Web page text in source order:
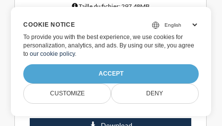
Taille du fichier: 297.48MB
GroupDocs.Parser pour .NET 24.12
Celui-ci contient le programme d'installation MSI de
GroupDocs.Parser pour .NET
Added:December 24, 2024 Downloads:14
COOKIE NOTICE
To provide you with the best experience, we use cookies for
personalization, analytics, and ads. By using our site, you agree
toour cookie policy.
ACCEPT
CUSTOMIZE DENY